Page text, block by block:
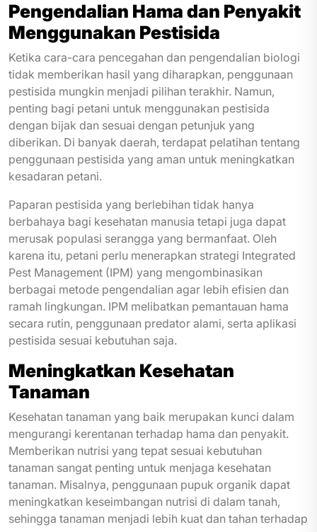
Pengendalian Hama dan Penyakit
Menggunakan Pestisida
Ketika cara-cara pencegahan dan pengendalian biologi
tidak memberikan hasil yang diharapkan, penggunaan
pestisida mungkin menjadi pilihan terakhir. Namun,
penting bagi petani untuk menggunakan pestisida
dengan bijak dan sesuai dengan petunjuk yang
diberikan. Di banyak daerah, terdapat pelatihan tentang
penggunaan pestisida yang aman untuk meningkatkan
kesadaran petani.
Paparan pestisida yang berlebihan tidak hanya
berbahaya bagi kesehatan manusia tetapi juga dapat
merusak populasi serangga yang bermanfaat. Oleh
karena itu, petani perlu menerapkan strategi Integrated
Pest Management (IPM) yang mengombinasikan
berbagai metode pengendalian agar lebih efisien dan
ramah lingkungan. IPM melibatkan pemantauan hama
secara rutin, penggunaan predator alami, serta aplikasi
pestisida sesuai kebutuhan saja.
Meningkatkan Kesehatan
Tanaman
Kesehatan tanaman yang baik merupakan kunci dalam
mengurangi kerentanan terhadap hama dan penyakit.
Memberikan nutrisi yang tepat sesuai kebutuhan
tanaman sangat penting untuk menjaga kesehatan
tanaman. Misalnya, penggunaan pupuk organik dapat
meningkatkan keseimbangan nutrisi di dalam tanah,
sehingga tanaman menjadi lebih kuat dan tahan terhadap